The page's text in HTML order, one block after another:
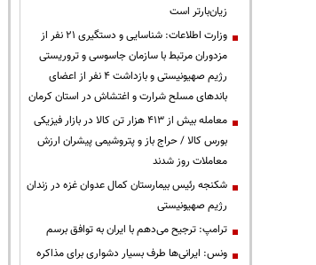
زیان‌بارتر است
وزارت اطلاعات: شناسایی و دستگیری ۲۱ نفر از
مزدوران مرتبط با سازمان جاسوسی و تروریستی
رژیم صهیونیستی و بازداشت ۴ نفر از اعضای
باندهای مسلح شرارت و اغتشاش در استان کرمان
معامله بیش از ۴۱۳ هزار تن کالا در بازار فیزیکی
بورس کالا / حراج باز و پتروشیمی پیشران ارزش
معاملات روز شدند
شکنجه رئیس بیمارستان کمال عدوان غزه در زندان
رژیم صهیونیستی
ترامپ: ترجیح می‌دهم با ایران به توافق برسم
ونس: ایرانی‌ها طرف بسیار دشواری برای مذاکره